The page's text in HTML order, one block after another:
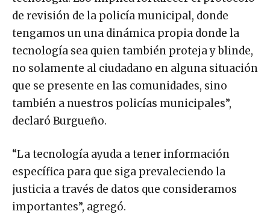
de revisión de la policía municipal, donde
tengamos un una dinámica propia donde la
tecnología sea quien también proteja y blinde,
no solamente al ciudadano en alguna situación
que se presente en las comunidades, sino
también a nuestros policías municipales”,
declaró Burgueño.
“La tecnología ayuda a tener información
específica para que siga prevaleciendo la
justicia a través de datos que consideramos
importantes”, agregó.